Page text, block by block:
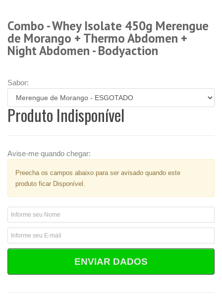
Combo - Whey Isolate 450g Merengue
de Morango + Thermo Abdomen +
Night Abdomen - Bodyaction
Sabor:
Produto Indisponível
Avise-me quando chegar:
Preecha os campos abaixo para ser avisado quando este
produto ficar Disponível.
ENVIAR DADOS